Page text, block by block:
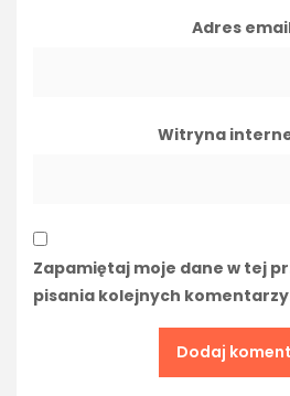
Adres
Witryna
Zapamiętaj moje dane w tej
pisania kolejnych